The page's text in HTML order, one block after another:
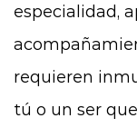
especialidad,
requieren
tú o un ser